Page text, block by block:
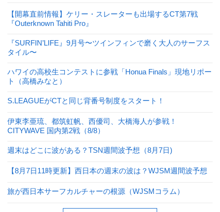
【開幕直前情報】ケリー・スレーターも出場するCT第7戦
『Outerknown Tahiti Pro』
『SURFIN’LIFE』9月号〜ツインフィンで磨く大人のサーフス
タイル〜
ハワイの高校生コンテストに参戦「Honua Finals」現地リポー
ト（高橋みなと）
S.LEAGUEがCTと同じ背番号制度をスタート！
伊東李亜琉、都筑虹帆、西優司、大橋海人が参戦！
CITYWAVE 国内第2戦（8/8）
週末はどこに波がある？TSN週間波予想（8月7日)
【8月7日11時更新】西日本の週末の波は？WJSM週間波予想
旅が西日本サーフカルチャーの根源（WJSMコラム）